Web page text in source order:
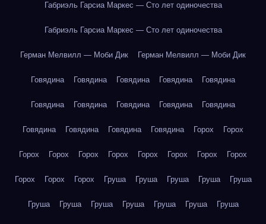
Габриэль Гарсиа Маркес — Сто лет одиночества
Габриэль Гарсиа Маркес — Сто лет одиночества
Герман Мелвилл — Моби Дик Герман Мелвилл — Моби Дик
Говядина Говядина Говядина Говядина Говядина
Говядина Говядина Говядина Говядина Говядина
Говядина Говядина Говядина Говядина Горох Горох
Горох Горох Горох Горох Горох Горох Горох Горох
Горох Горох Горох Груша Груша Груша Груша Груша
Груша Груша Груша Груша Груша Груша Груша